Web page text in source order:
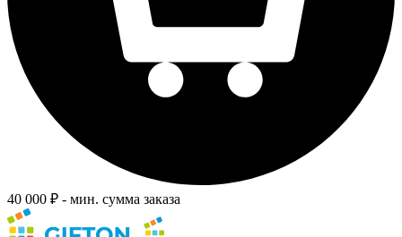
40 000 ₽ - мин. сумма заказа